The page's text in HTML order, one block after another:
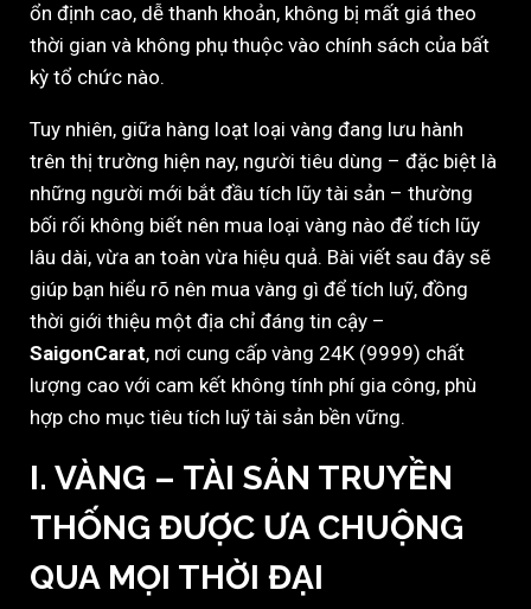
ổn định cao, dễ thanh khoản, không bị mất giá theo
thời gian và không phụ thuộc vào chính sách của bất
kỳ tổ chức nào.
Tuy nhiên, giữa hàng loạt loại vàng đang lưu hành
trên thị trường hiện nay, người tiêu dùng – đặc biệt là
những người mới bắt đầu tích lũy tài sản – thường
bối rối không biết nên mua loại vàng nào để tích lũy
lâu dài, vừa an toàn vừa hiệu quả. Bài viết sau đây sẽ
giúp bạn hiểu rõ nên mua vàng gì để tích luỹ, đồng
thời giới thiệu một địa chỉ đáng tin cậy –
SaigonCarat, nơi cung cấp vàng 24K (9999) chất
lượng cao với cam kết không tính phí gia công, phù
hợp cho mục tiêu tích luỹ tài sản bền vững.
I. VÀNG – TÀI SẢN TRUYỀN
THỐNG ĐƯỢC ƯA CHUỘNG
QUA MỌI THỜI ĐẠI